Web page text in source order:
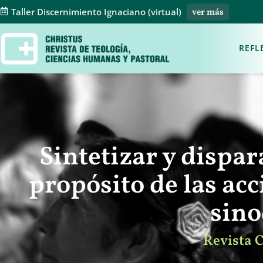
Taller Discernimiento Ignaciano (virtual) ver más
Sintetizar y
propósito de las
Revista